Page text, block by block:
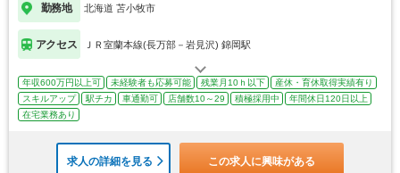
勤務地 北海道 苫小牧市
アクセス ＪＲ室蘭本線(長万部－岩見沢) 錦岡駅
年収600万円以上可 未経験者も応募可能 残業月10ｈ以下
産休・育休取得実績有り
スキルアップ
駅チカ 車通勤可 店舗数10～29 積極採用中
年間休日120日以上
在宅業務あり
求人の詳細を見る この求人に興味がある